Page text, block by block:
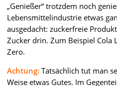
„Genießer“ trotzdem noch
Lebensmittelindustrie etwas
ausgedacht: zuckerfreie
Zucker drin. Zum Beispiel Cola
Zero.
Achtung: Tatsächlich tut man
Weise etwas Gutes. Im